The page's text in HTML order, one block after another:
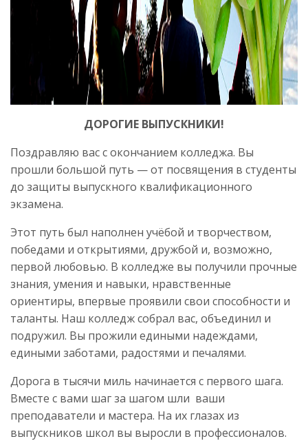
ДОРОГИЕ ВЫПУСКНИКИ!
Поздравляю вас с окончанием колледжа. Вы
прошли большой путь — от посвящения в студенты
до защиты выпускного квалификационного
экзамена.
Этот путь был наполнен учёбой и творчеством,
победами и открытиями, дружбой и, возможно,
первой любовью. В колледже вы получили прочные
знания, умения и навыки, нравственные
ориентиры, впервые проявили свои способности и
таланты. Наш колледж собрал вас, объединил и
подружил. Вы прожили едиными надеждами,
едиными заботами, радостями и печалями.
Дорога в тысячи миль начинается с первого шага.
Вместе с вами шаг за шагом шли ваши
преподаватели и мастера. На их глазах из
выпускников школ вы выросли в профессионалов.